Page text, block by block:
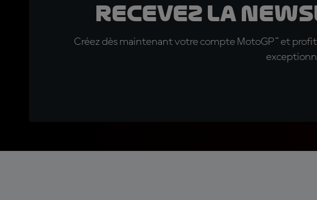
Recevez la
Créez dès maintenant votre compte MotoGP™ et